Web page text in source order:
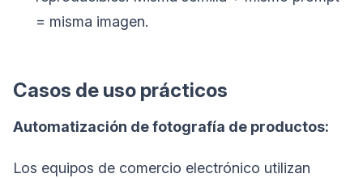
= misma imagen.
Casos de uso prácticos
Automatización de fotografía de productos:
Los equipos de comercio electrónico utilizan